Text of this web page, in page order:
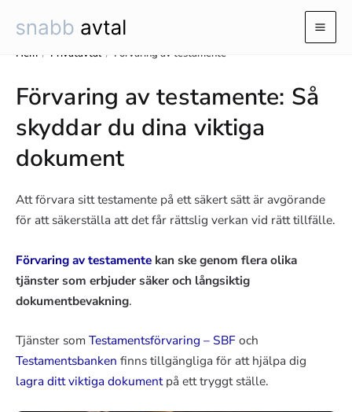
Hem / Privatavtal / Förvaring av testamente
Förvaring av testamente: Så
skyddar du dina viktiga
dokument
Att förvara sitt testamente på ett säkert sätt är avgörande
för att säkerställa att det får rättslig verkan vid rätt tillfälle.
Förvaring av testamente kan ske genom flera olika
tjänster som erbjuder säker och långsiktig
dokumentbevakning.
Tjänster som Testamentsförvaring – SBFoch
Testamentsbanken finns tillgängliga för att hjälpa dig
lagra ditt viktiga dokumentpå ett tryggt ställe.